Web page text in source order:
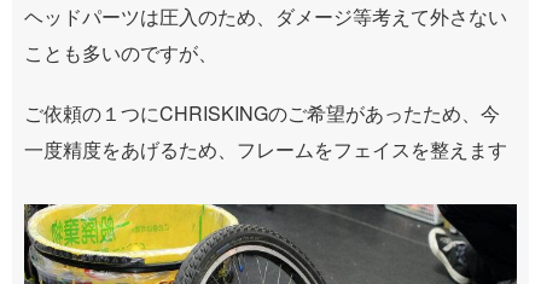
ヘッドパーツは圧入のため、ダメージ等考えて外さない
ことも多いのですが、
ご依頼の１つにCHRISKINGのご希望があったため、今
一度精度をあげるため、フレームをフェイスを整えます